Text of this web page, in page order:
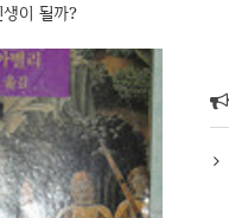
이 될까?